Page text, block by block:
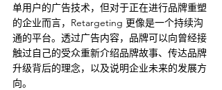
单用户的广告技术，但对于正在进行品牌重塑
的企业而言，Retargeting 更像是一个持续沟
通的平台。透过广告内容，品牌可以向曾经接
触过自己的受众重新介绍品牌故事、传达品牌
升级背后的理念，以及说明企业未来的发展方
向。